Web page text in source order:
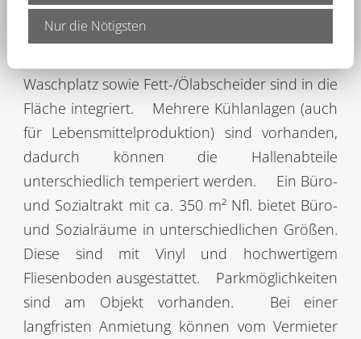
über 4 große Sektionaltore, bietet ca. 1.025 m²
Nutzfläche für Produktion oder Lager. Die
Waschplatz sowie Fett-/Ölabscheider sind in die
Fläche integriert.
Mehrere Kühlanlagen (auch
für Lebensmittelproduktion) sind vorhanden,
dadurch können die Hallenabteile
unterschiedlich temperiert werden.
Ein Büro-
und Sozialtrakt mit ca. 350 m² Nfl. bietet Büro-
und Sozialräume in unterschiedlichen Größen.
Diese sind mit Vinyl und hochwertigem
Fliesenboden ausgestattet.
Parkmöglichkeiten
sind am Objekt vorhanden.
Bei einer
langfristen Anmietung können vom Vermieter
Nur die Nötigsten